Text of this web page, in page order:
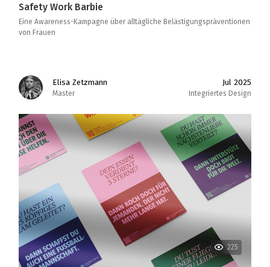
Safety Work Barbie
Eine Awareness-Kampagne über alltägliche Belästigungspräventionen
von Frauen
Elisa Zetzmann
Master
Jul 2025
Integriertes Design
225